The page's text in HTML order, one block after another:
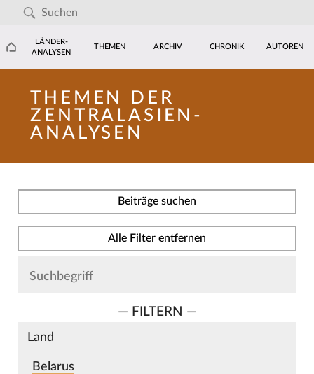
LÄNDER-
ANALYSEN
THEMEN ARCHIV CHRONIK AUTOREN
THEMEN DER
ZENTRALASIEN-
ANALYSEN
Beiträge suchen
Alle Filter entfernen
— FILTERN —
Land
Belarus